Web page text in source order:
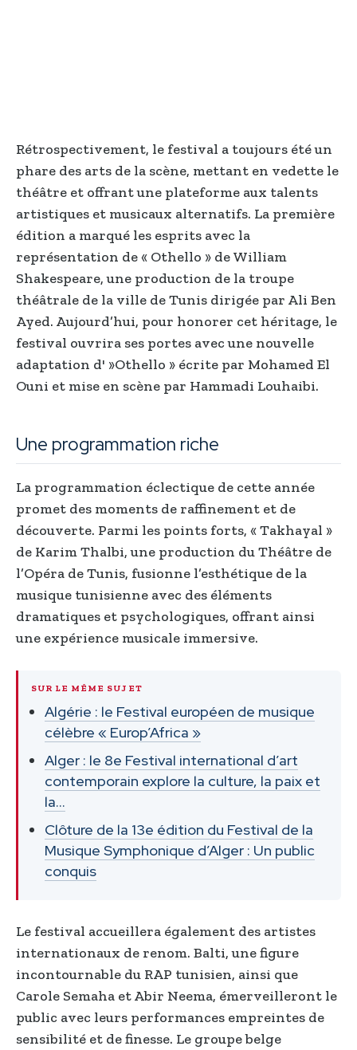
Rétrospectivement, le festival a toujours été un
phare des arts de la scène, mettant en vedette le
théâtre et offrant une plateforme aux talents
artistiques et musicaux alternatifs. La première
édition a marqué les esprits avec la
représentation de « Othello » de William
Shakespeare, une production de la troupe
théâtrale de la ville de Tunis dirigée par Ali Ben
Ayed. Aujourd’hui, pour honorer cet héritage, le
festival ouvrira ses portes avec une nouvelle
adaptation d' »Othello » écrite par Mohamed El
Ouni et mise en scène par Hammadi Louhaibi.
Une programmation riche
La programmation éclectique de cette année
promet des moments de raffinement et de
découverte. Parmi les points forts, « Takhayal »
de Karim Thalbi, une production du Théâtre de
l’Opéra de Tunis, fusionne l’esthétique de la
musique tunisienne avec des éléments
dramatiques et psychologiques, offrant ainsi
une expérience musicale immersive.
SUR LE MÊME SUJET
Algérie : le Festival européen de musique
célèbre « Europ’Africa »
Alger : le 8e Festival international d’art
contemporain explore la culture, la paix et
la…
Clôture de la 13e édition du Festival de la
Musique Symphonique d’Alger : Un public
conquis
Le festival accueillera également des artistes
internationaux de renom. Balti, une figure
incontournable du RAP tunisien, ainsi que
Carole Semaha et Abir Neema, émerveilleront le
public avec leurs performances empreintes de
sensibilité et de finesse. Le groupe belge